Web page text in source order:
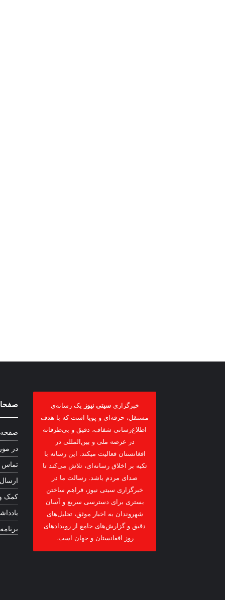
خبرگزاریسیتی نیوز یک رسانه‌ی
مستقل، حرفه‌ای و پویا است که با هدف
اطلاع‌رسانی شفاف، دقیق و بی‌طرفانه
در عرصه ملی و بین‌المللی در
افغانستان فعالیت میکند. این رسانه با
تکیه بر اخلاق رسانه‌ای، تلاش می‌کند تا
صدای مردم باشد. رسالت ما در
خبرگزاری سیتی نیوز، فراهم ساختن
بستری برای دسترسی سریع و آسان
شهروندان به اخبار موثق، تحلیل‌های
دقیق و گزارش‌های جامع از رویدادهای
روز افغانستان و جهان است.
در
تماس
کمک